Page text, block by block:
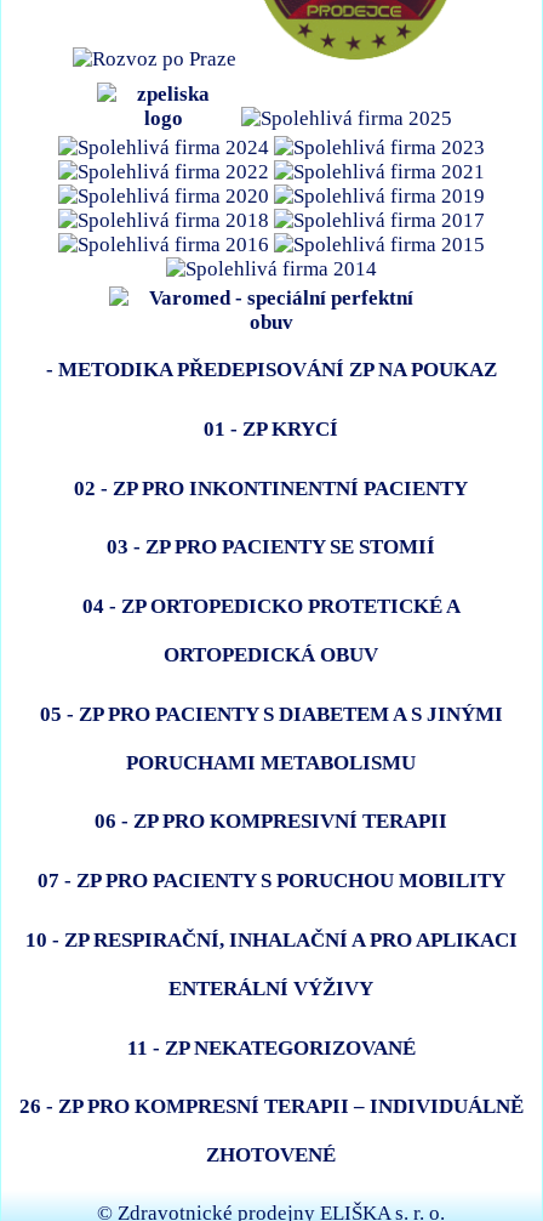
- METODIKA PŘEDEPISOVÁNÍ ZP NA POUKAZ
01 - ZP KRYCÍ
02 - ZP PRO INKONTINENTNÍ PACIENTY
03 - ZP PRO PACIENTY SE STOMIÍ
04 - ZP ORTOPEDICKO PROTETICKÉ A
ORTOPEDICKÁ OBUV
05 - ZP PRO PACIENTY S DIABETEM A S JINÝMI
PORUCHAMI METABOLISMU
06 - ZP PRO KOMPRESIVNÍ TERAPII
07 - ZP PRO PACIENTY S PORUCHOU MOBILITY
10 - ZP RESPIRAČNÍ, INHALAČNÍ A PRO APLIKACI
ENTERÁLNÍ VÝŽIVY
11 - ZP NEKATEGORIZOVANÉ
26 - ZP PRO KOMPRESNÍ TERAPII – INDIVIDUÁLNĚ
ZHOTOVENÉ
© Zdravotnické prodejny ELIŠKA s. r. o.